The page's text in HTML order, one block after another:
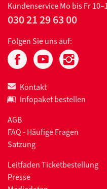
KundenserviceMo bis Fr
030 21 29 63 00
Folgen Sie uns auf:
Kontakt
Infopaket bestellen
AGB
FAQ - Häufige Fragen
Satzung
Leitfaden Ticketbestellung
Presse